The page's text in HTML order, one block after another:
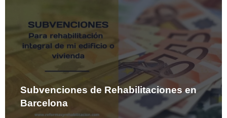
Subvenciones de Rehabilitaciones en
Barcelona